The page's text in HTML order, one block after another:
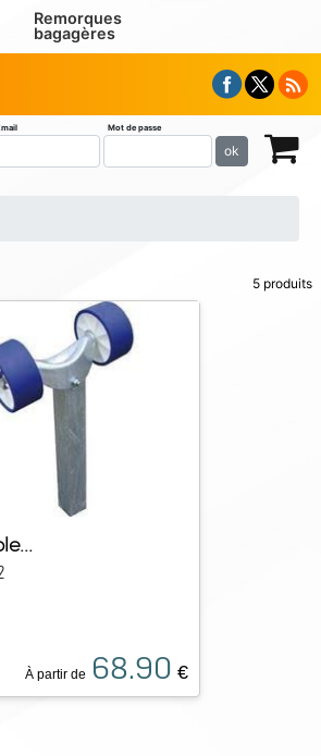
Remorques
bagagères
Mot de passe
ok
5 produits
À partir de 68.90 €